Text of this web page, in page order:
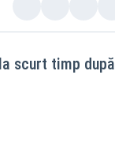
scurt timp după